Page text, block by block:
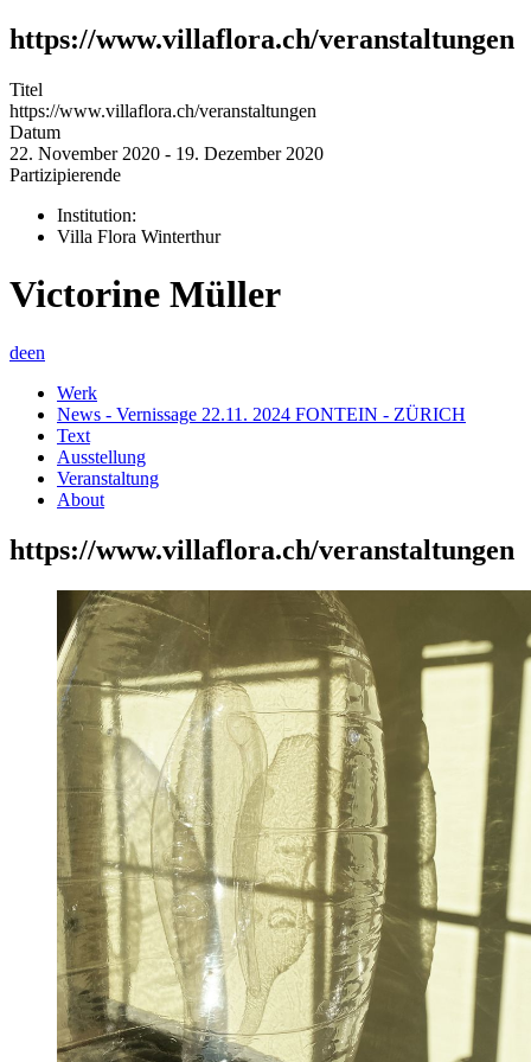
https://www.villaflora.ch/veranstaltungen
Titel
https://www.villaflora.ch/veranstaltungen
Datum
22. November 2020 - 19. Dezember 2020
Partizipierende
Institution:
Villa Flora Winterthur
Victorine Müller
deen
Werk
News - Vernissage 22.11. 2024 FONTEIN - ZÜRICH
Text
Ausstellung
Veranstaltung
About
https://www.villaflora.ch/veranstaltungen